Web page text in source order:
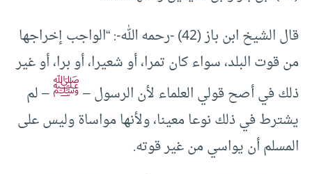
قال الشيخ ابن باز (42) -رحمه الله-: “الواجب إخراجها
من قوت البلد، سواء كان تمرا، أو شعيرا، أو برا، أو غير
ذلك في أصح قولي العلماء لأن الرسول –ﷺ– لم
يشترط في ذلك نوعا معينا، ولأنها مواساة وليس على
المسلم أن يواسي من غير قوته.